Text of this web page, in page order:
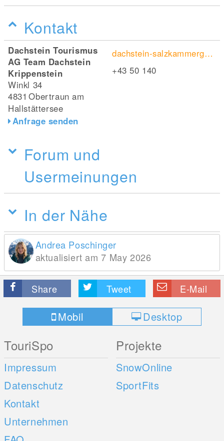
Kontakt
Dachstein Tourismus
AG Team Dachstein
Krippenstein
Winkl 34
4831 Obertraun am
Hallstättersee
Anfrage senden
dachstein-salzkammergut.com/de/sommer/oberirdisch/5fingers/
+43 50 140
Forum und
Usermeinungen
In der Nähe
Andrea Poschinger
aktualisiert am 7 May 2026
Share Tweet E-Mail
Mobil Desktop
TouriSpo
Impressum
Datenschutz
Kontakt
Unternehmen
Projekte
SnowOnline
SportFits